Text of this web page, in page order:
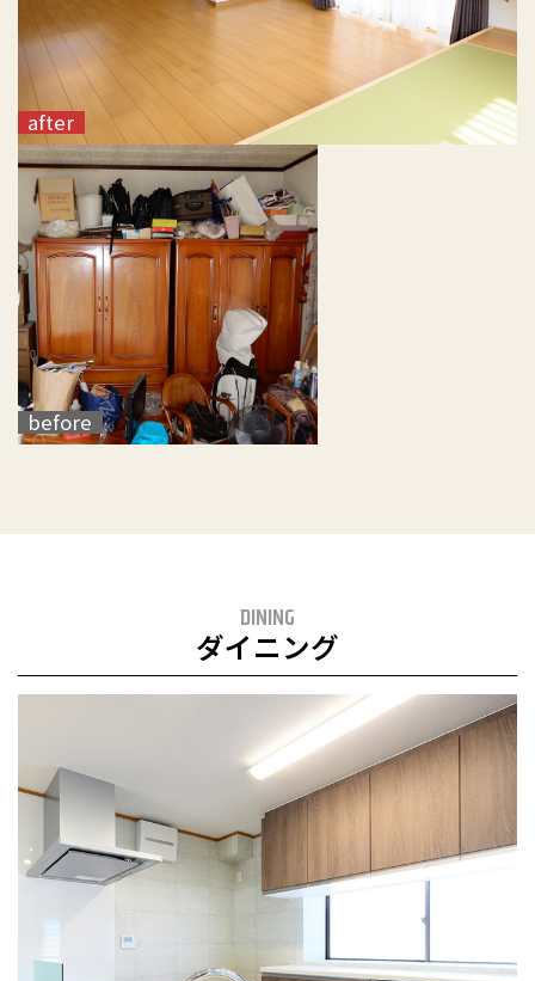
DINING
ダイニング